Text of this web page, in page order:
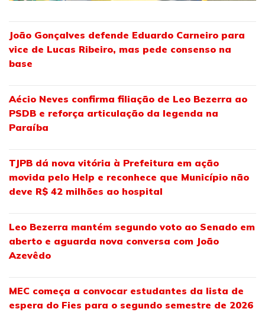
João Gonçalves defende Eduardo Carneiro para
vice de Lucas Ribeiro, mas pede consenso na
base
Aécio Neves confirma filiação de Leo Bezerra ao
PSDB e reforça articulação da legenda na
Paraíba
TJPB dá nova vitória à Prefeitura em ação
movida pelo Help e reconhece que Município não
deve R$ 42 milhões ao hospital
Leo Bezerra mantém segundo voto ao Senado em
aberto e aguarda nova conversa com João
Azevêdo
MEC começa a convocar estudantes da lista de
espera do Fies para o segundo semestre de 2026